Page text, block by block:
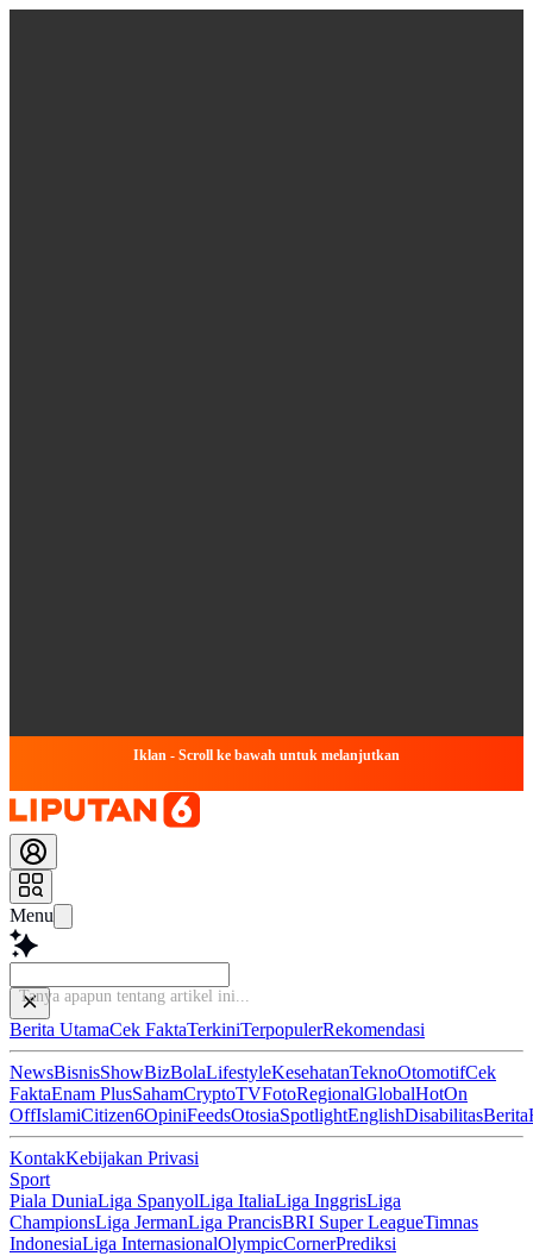
Iklan - Scroll ke bawah untuk melanjutkan
Menu
Tanya apapun tenta
Berita UtamaCek FaktaTerkiniTerpopulerRekomendasi
NewsBisnisShowBizBolaLifestyleKesehatanTeknoOtomotifCek
FaktaEnam PlusSahamCryptoTVFotoRegionalGlobalHotOn
OffIslamiCitizen6OpiniFeedsOtosiaSpotlightEnglishDisabilitasBerita
KontakKebijakan Privasi
Sport
Piala DuniaLiga SpanyolLiga ItaliaLiga InggrisLiga
ChampionsLiga JermanLiga PrancisBRI Super LeagueTimnas
IndonesiaLiga InternasionalOlympicCornerPrediksi